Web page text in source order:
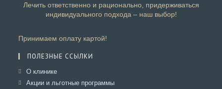
Лечить ответственно и рационально, придерживаться
индивидуального подхода – наш выбор!
Принимаем оплату картой!
ПОЛЕЗНЫЕ ССЫЛКИ
О клиникеОткроется
в
Акции и льготные программыОткроется